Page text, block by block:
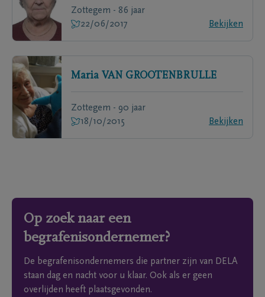
Zottegem - 86 jaar
22/06/2017
Bekijken
Maria VAN GROOTENBRULLE
Zottegem - 90 jaar
18/10/2015
Bekijken
Op zoek naar een
begrafenisondernemer?
De begrafenisondernemers die partner zijn van DELA
staan dag en nacht voor u klaar. Ook als er geen
overlijden heeft plaatsgevonden.